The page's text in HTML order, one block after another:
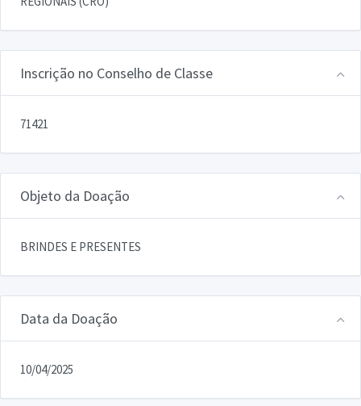
Inscrição no Conselho de Classe
71421
Objeto da Doação
BRINDES E PRESENTES
Data da Doação
10/04/2025